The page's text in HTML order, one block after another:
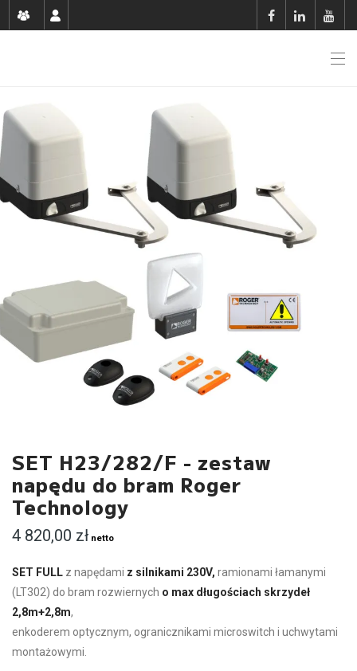
SET H23/282/F - zestaw
napędu do bram Roger
Technology
4 820,00 zł netto
SET FULL z napędami z silnikami 230V, ramionami łamanymi
(LT302) do bram rozwiernych o max długościach skrzydeł
2,8m+2,8m,
enkoderem optycznym, ogranicznikami microswitch i uchwytami
montażowymi.